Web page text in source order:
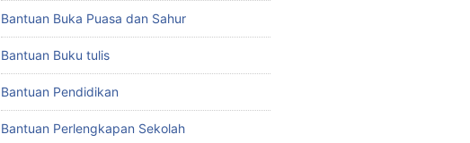
Bantuan Buka Puasa dan Sahur
Bantuan Buku tulis
Bantuan Pendidikan
Bantuan Perlengkapan Sekolah